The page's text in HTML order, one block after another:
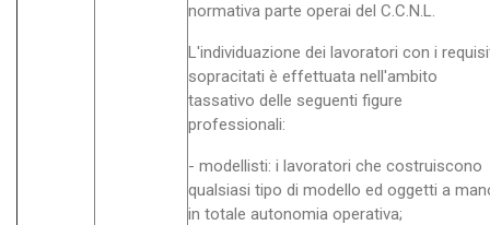
normativa parte operai del C.C.N.L.
L'individuazione dei lavoratori con i
sopracitati è effettuata nell'ambito
tassativo delle seguenti figure
professionali:
- modellisti: i lavoratori che costruiscono
qualsiasi tipo di modello ed oggetti a
in totale autonomia operativa;